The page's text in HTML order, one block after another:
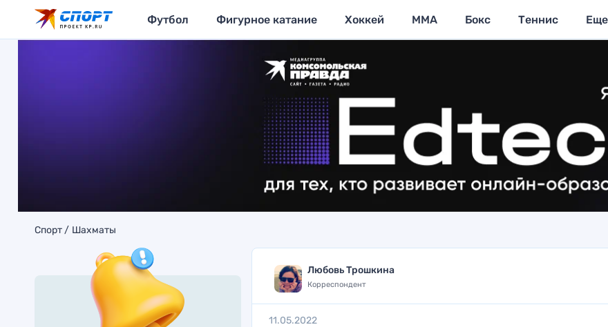
Футбол Фигурное катание Хоккей MMA Бокс Теннис Еще
Спорт Шахматы
Любовь Трошкина
Корреспондент
11.05.2022